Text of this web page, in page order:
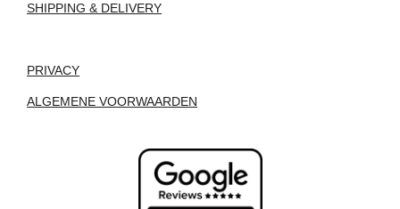
SHIPPING & DELIVERY
PRIVACY
ALGEMENE VOORWAARDEN